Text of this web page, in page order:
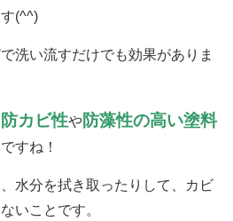
(^^)
洗い流すだけでも効果がありま
防カビ性や防藻性の高い塗料
すね！
水分を拭き取ったりして、カビ
いことです。